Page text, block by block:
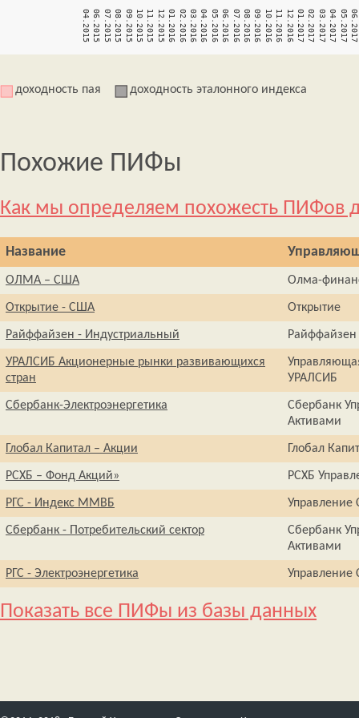
доходность пая доходность эталонного индекса
Похожие ПИФы
Как мы определяем похожесть ПИФов
Название
ОЛМА – США Олма-
Открытие - США Открытие
Райффайзен - Индустриальный Райффайзен
УРАЛСИБ Акционерные рынки развивающихся
стран
УРАЛСИБ
Сбербанк-Электроэнергетика
Сбербанк
Активами
Глобал Капитал – Акции Глобал
РСХБ – Фонд Акций» РСХБ
РГС - Индекс ММВБ
Сбербанк - Потребительский сектор
Сбербанк
Активами
РГС - Электроэнергетика
Показать все ПИФы из базы данных